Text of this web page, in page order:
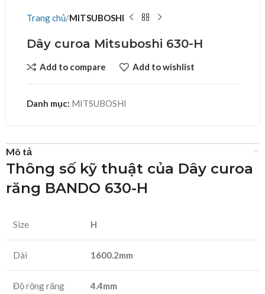
Trang chủ MITSUBOSHI
Dây curoa Mitsuboshi 630-H
Add to compare Add to wishlist
Danh mục: MITSUBOSHI
Mô tả
Thông số kỹ thuật của Dây curoa
răng BANDO 630-H
Size H
Dài 1600.2mm
Độ rộng răng 4.4mm